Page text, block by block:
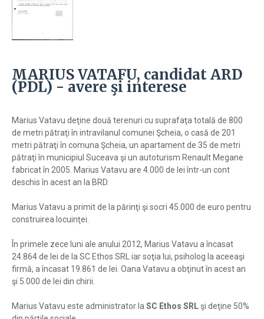
MARIUS VATAFU, candidat ARD
(PDL) - avere şi interese
Marius Vatavu deţine două terenuri cu suprafaţa totală de 800
de metri pătraţi în intravilanul comunei Şcheia, o casă de 201
metri pătraţi în comuna Şcheia, un apartament de 35 de metri
pătraţi în municipiul Suceava şi un autoturism Renault Megane
fabricat în 2005. Marius Vatavu are 4.000 de lei într-un cont
deschis în acest an la BRD.
Marius Vatavu a primit de la părinţi şi socri 45.000 de euro pentru
construirea locuinţei.
În primele zece luni ale anului 2012, Marius Vatavu a încasat
24.864 de lei de la SC Ethos SRL iar soţia lui, psiholog la aceeaşi
firmă, a încasat 19.861 de lei. Oana Vatavu a obţinut în acest an
şi 5.000 de lei din chirii.
Marius Vatavu este administrator la SC Ethos SRLşi deţine 50%